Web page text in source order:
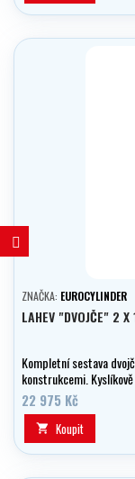
ZNAČKA: EUROCYLINDER
LAHEV "DVOJČE" 2
Kompletní sestava
konstrukcemi.
matky na připevnění ke
22 975 Kč
 Koupit